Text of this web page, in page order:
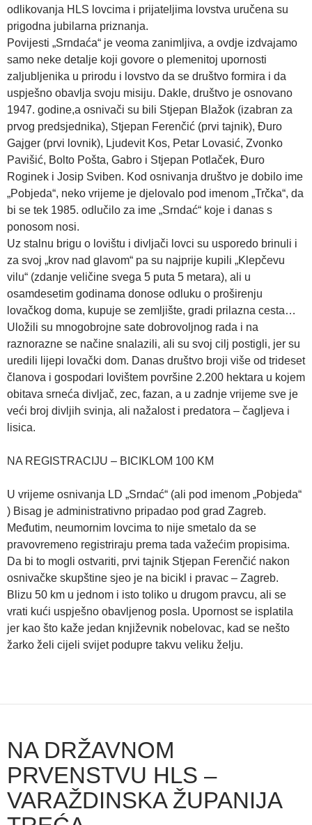
odlikovanja HLS lovcima i prijateljima lovstva uručena su
prigodna jubilarna priznanja.
Povijesti „Srndaća“ je veoma zanimljiva, a ovdje izdvajamo
samo neke detalje koji govore o plemenitoj upornosti
zaljubljenika u prirodu i lovstvo da se društvo formira i da
uspješno obavlja svoju misiju. Dakle, društvo je osnovano
1947. godine,a osnivači su bili Stjepan Blažok (izabran za
prvog predsjednika), Stjepan Ferenčić (prvi tajnik), Đuro
Gajger (prvi lovnik), Ljudevit Kos, Petar Lovasić, Zvonko
Pavišić, Bolto Pošta, Gabro i Stjepan Potlaček, Đuro
Roginek i Josip Sviben. Kod osnivanja društvo je dobilo ime
„Pobjeda“, neko vrijeme je djelovalo pod imenom „Trčka“, da
bi se tek 1985. odlučilo za ime „Srndać“ koje i danas s
ponosom nosi.
Uz stalnu brigu o lovištu i divljači lovci su usporedo brinuli i
za svoj „krov nad glavom“ pa su najprije kupili „Klepčevu
vilu“ (zdanje veličine svega 5 puta 5 metara), ali u
osamdesetim godinama donose odluku o proširenju
lovačkog doma, kupuje se zemljište, gradi prilazna cesta…
Uložili su mnogobrojne sate dobrovoljnog rada i na
raznorazne se načine snalazili, ali su svoj cilj postigli, jer su
uredili lijepi lovački dom. Danas društvo broji više od trideset
članova i gospodari lovištem površine 2.200 hektara u kojem
obitava srneća divljač, zec, fazan, a u zadnje vrijeme sve je
veći broj divljih svinja, ali nažalost i predatora – čagljeva i
lisica.
NA REGISTRACIJU – BICIKLOM 100 KM
U vrijeme osnivanja LD „Srndać“ (ali pod imenom „Pobjeda“
) Bisag je administrativno pripadao pod grad Zagreb.
Međutim, neumornim lovcima to nije smetalo da se
pravovremeno registriraju prema tada važećim propisima.
Da bi to mogli ostvariti, prvi tajnik Stjepan Ferenčić nakon
osnivačke skupštine sjeo je na bicikl i pravac – Zagreb.
Blizu 50 km u jednom i isto toliko u drugom pravcu, ali se
vrati kući uspješno obavljenog posla. Upornost se isplatila
jer kao što kaže jedan književnik nobelovac, kad se nešto
žarko želi cijeli svijet podupre takvu veliku želju.
NA DRŽAVNOM
PRVENSTVU HLS –
VARAŽDINSKA ŽUPANIJA